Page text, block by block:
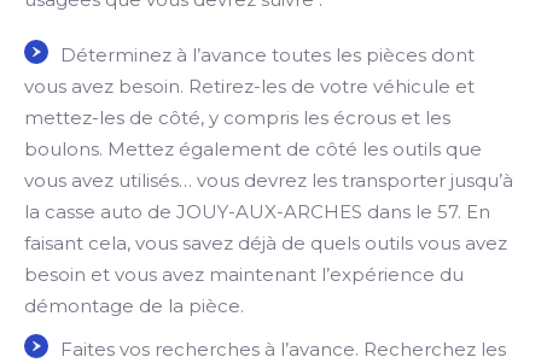
Déterminez à l’avance toutes les pièces dont
vous avez besoin. Retirez-les de votre véhicule et
mettez-les de côté, y compris les écrous et les
boulons. Mettez également de côté les outils que
vous avez utilisés… vous devrez les transporter jusqu’à
la casse auto de JOUY-AUX-ARCHES dans le 57. En
faisant cela, vous savez déjà de quels outils vous avez
besoin et vous avez maintenant l’expérience du
démontage de la pièce.
Faites vos recherches à l’avance. Recherchez les